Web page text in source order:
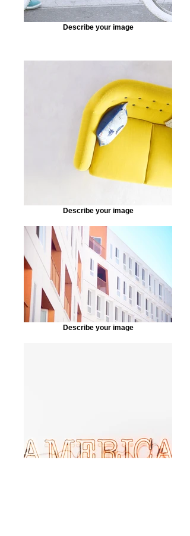
Describe your image
Describe your image
Describe your image